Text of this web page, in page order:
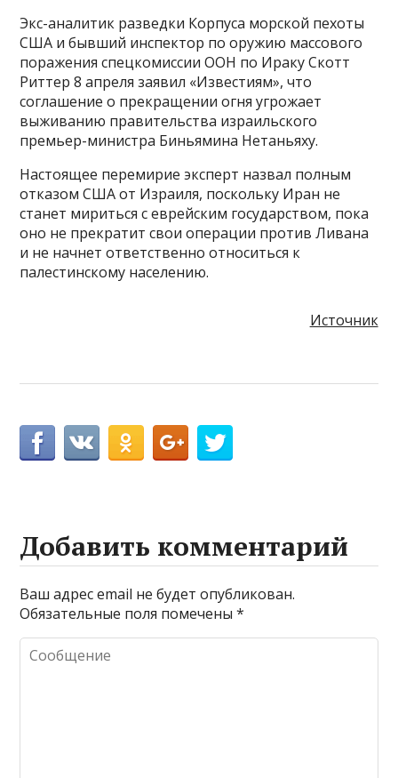
Экс-аналитик разведки Корпуса морской пехоты
США и бывший инспектор по оружию массового
поражения спецкомиссии ООН по Ираку Скотт
Риттер 8 апреля заявил «Известиям», что
соглашение о прекращении огня угрожает
выживанию правительства израильского
премьер-министра Биньямина Нетаньяху.
Настоящее перемирие эксперт назвал полным
отказом США от Израиля, поскольку Иран не
станет мириться с еврейским государством, пока
оно не прекратит свои операции против Ливана
и не начнет ответственно относиться к
палестинскому населению.
Источник
Добавить комментарий
Ваш адрес email не будет опубликован.
Обязательные поля помечены*